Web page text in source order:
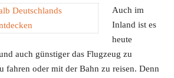
Auch im
Inland ist es
heute
auch günstiger das Flugzeug zu
fahren oder mit der Bahn zu reisen. Denn